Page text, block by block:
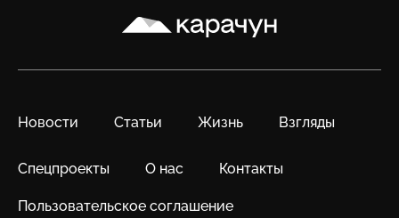
Карачун
Новости Статьи Жизнь Взгляды
Спецпроекты О нас Контакты
Пользовательское соглашение